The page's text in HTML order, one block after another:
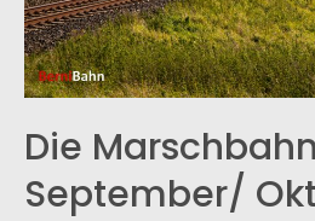
Die
September/